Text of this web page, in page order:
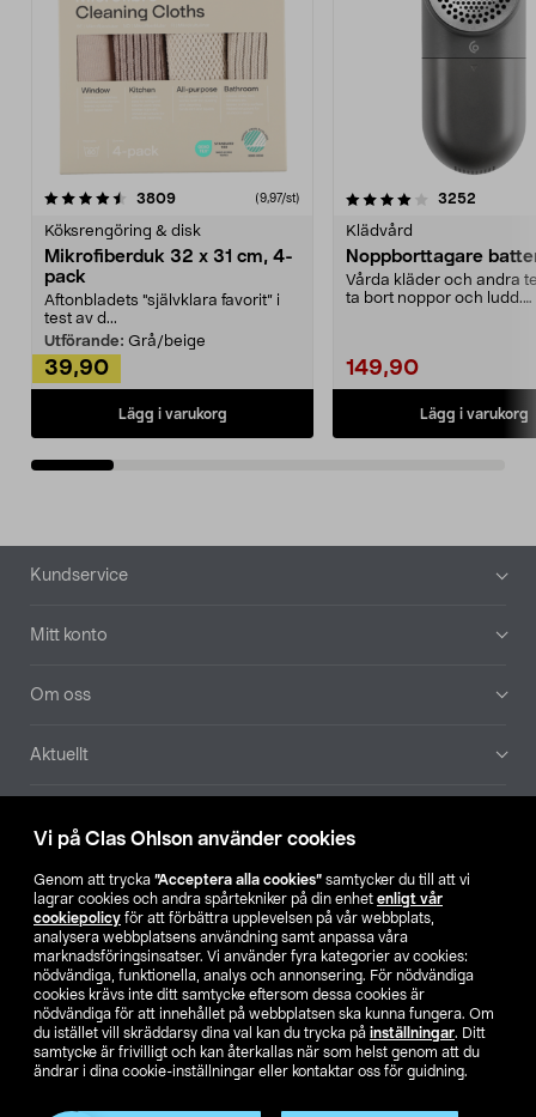
Vi på Clas Ohlson använder cookies
Genom att trycka ”Acceptera alla cookies” samtycker du till att vi
lagrar cookies och andra spårtekniker på din enhet enligt vår
cookiepolicy för att förbättra upplevelsen på vår webbplats,
analysera webbplatsens användning samt anpassa våra
marknadsföringsinsatser. Vi använder fyra kategorier av cookies:
nödvändiga, funktionella, analys och annonsering. För nödvändiga
cookies krävs inte ditt samtycke eftersom dessa cookies är
nödvändiga för att innehållet på webbplatsen ska kunna fungera. Om
du istället vill skräddarsy dina val kan du trycka på inställningar. Ditt
samtycke är frivilligt och kan återkallas när som helst genom att du
ändrar i dina cookie-inställningar eller kontaktar oss för guidning.
3809recensioner (9,97/st)
Köksrengöring & disk
Mikrofiberduk 32 x 31 cm, 4-
pack
Aftonbladets "självklara favorit” i
test av d...
Utförande: Grå/beige
39,90
Lägg i varukorg
4.0av 5 stjärnor 3252
Klädvård
Noppborttagare
Vårda kläder och andra
ta bort noppor och ludd.
149,90
Lägg i varukorg
4.5av 5 stjärnor
Sidfot
Kundservice
Mitt konto
Om oss
Aktuellt
Hitta butik
SE NO FI